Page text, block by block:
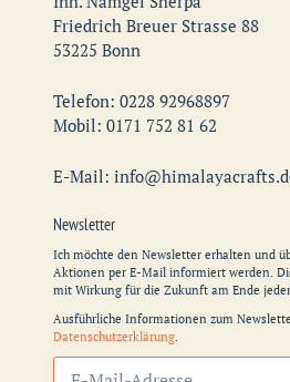
Friedrich Breuer Strasse 88
53225 Bonn
Telefon: 0228 92968897
Mobil: 0171 752 81 62
E-Mail:
Newsletter
Ich möchte den Newsletter erhalten und
Aktionen per E-Mail informiert werden.
mit Wirkung für die Zukunft am Ende
Ausführliche Informationen zum
Datenschutzerklärung.
Abonnieren